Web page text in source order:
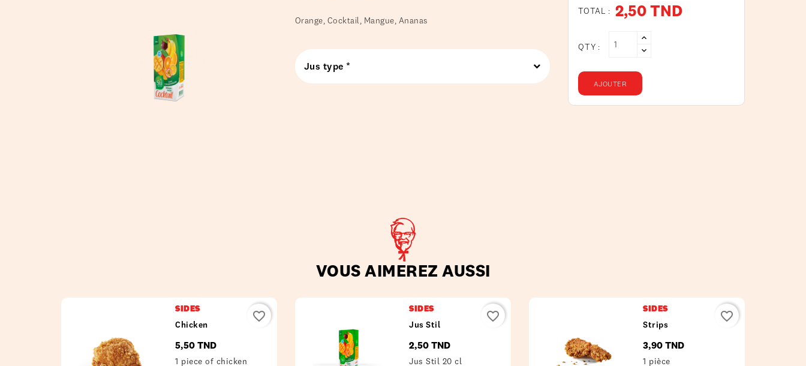
Orange, Cocktail, Mangue, Ananas
Jus type *
TOTAL : 2,50 TND
QTY :
AJOUTER
VOUS AIMEREZ AUSSI
SIDES
Chicken
5,50 TNDPrix
1 piece of chicken
favorite_border
SIDES
Jus Stil
2,50 TNDPrix
Jus Stil 20 cl
favorite_border
SIDES
Strips
3,90 TNDPrix
1 pièce
favorite_border